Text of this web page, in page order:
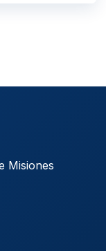
Misiones